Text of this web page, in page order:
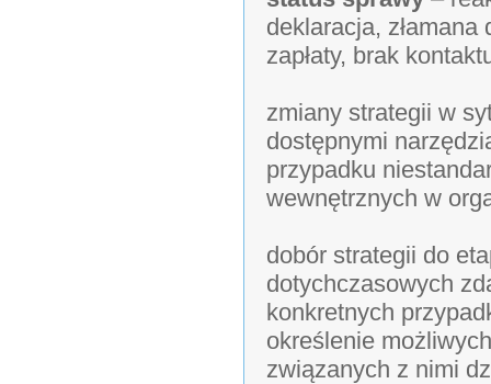
deklaracja,
zapłaty, brak
zmiany strategii w
dostępnymi
przypadku
wewnętrznych w
dobór strategii do
dotychczasowych
konkretnych
określenie
związanych z nimi